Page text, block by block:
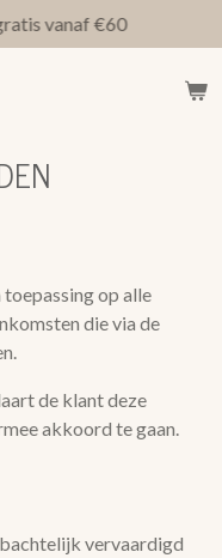
vanaf €60
op alle
die via de
de klant deze
akkoord te gaan.
vervaardigd